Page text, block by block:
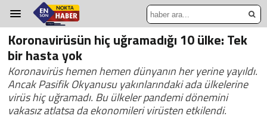
Koronavirüsün hiç uğramadığı 10 ülke: Tek
bir hasta yok
Koronavirüs hemen hemen dünyanın her yerine yayıldı.
Ancak Pasifik Okyanusu yakınlarındaki ada ülkelerine
virüs hiç uğramadı. Bu ülkeler pandemi dönemini
vakasız atlatsa da ekonomileri virüsten etkilendi.